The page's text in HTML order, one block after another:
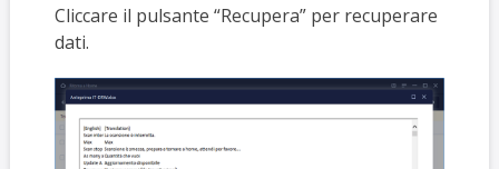
Cliccare il pulsante “Recupera” per recuperare
dati.